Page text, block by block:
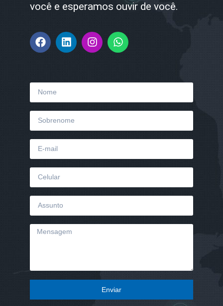
você e esperamos ouvir de você.
Enviar